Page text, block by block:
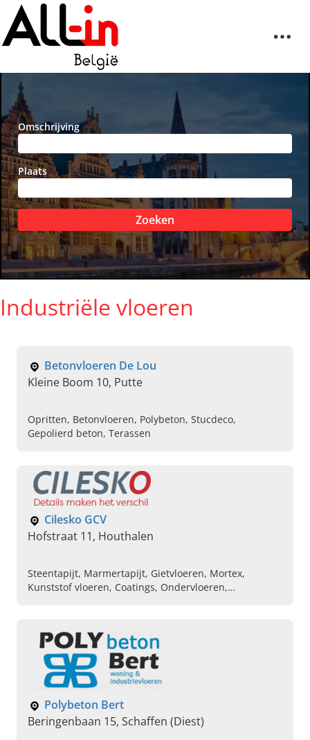
Omschrijving
Plaats
Zoeken
Industriële vloeren
Betonvloeren De Lou
Kleine Boom 10, Putte
Opritten, Betonvloeren, Polybeton, Stucdeco,
Gepolierd beton, Terassen
Cilesko GCV
Hofstraat 11, Houthalen
Steentapijt, Marmertapijt, Gietvloeren, Mortex,
Kunststof vloeren, Coatings, Ondervloeren,
Polybeton Bert
Beringenbaan 15, Schaffen (Diest)